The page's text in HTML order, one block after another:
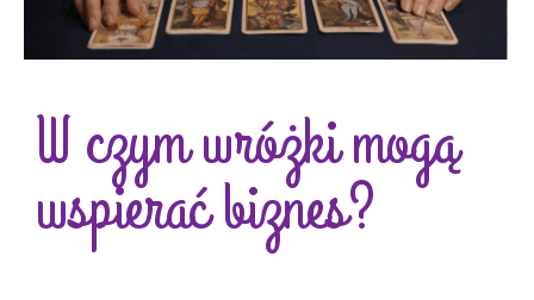
W czym wróżki mogą
wspierać biznes?